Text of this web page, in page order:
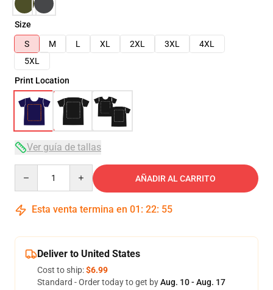
Size
S
M L XL 2XL 3XL
4XL
5XL
Print Location
Ver guía de tallas
AÑADIR AL CARRITO
Esta venta termina en 01 : 22: 54
Deliver to United States
Cost to ship:$6.99
Standard - Order today to get byAug. 10 - Aug. 17